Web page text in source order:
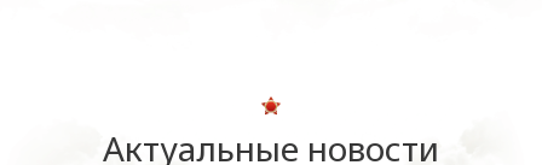
Актуальные новости